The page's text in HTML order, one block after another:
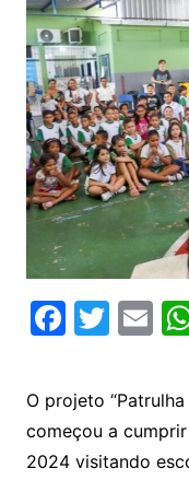
F
c
e
b
T
itt
er
E
ai
l
O projeto
começou a
2024 visitando